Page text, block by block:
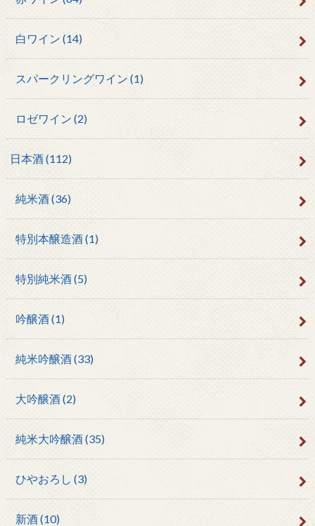
白ワイン (14)
スパークリングワイン (1)
ロゼワイン (2)
日本酒(112)
純米酒(36)
特別本醸造酒(1)
特別純米酒(5)
吟醸酒(1)
純米吟醸酒(33)
大吟醸酒(2)
純米大吟醸酒(35)
ひやおろし (3)
新酒(10)